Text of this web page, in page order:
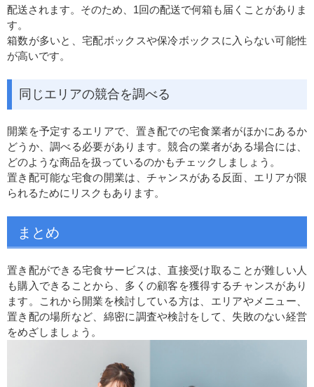
配送されます。そのため、1回の配送で何箱も届くことがありま
す。
箱数が多いと、宅配ボックスや保冷ボックスに入らない可能性
が高いです。
同じエリアの競合を調べる
開業を予定するエリアで、置き配での宅食業者がほかにあるか
どうか、調べる必要があります。競合の業者がある場合には、
どのような商品を扱っているのかもチェックしましょう。
置き配可能な宅食の開業は、チャンスがある反面、エリアが限
られるためにリスクもあります。
まとめ
置き配ができる宅食サービスは、直接受け取ることが難しい人
も購入できることから、多くの顧客を獲得するチャンスがあり
ます。これから開業を検討している方は、エリアやメニュー、
置き配の場所など、綿密に調査や検討をして、失敗のない経営
をめざしましょう。